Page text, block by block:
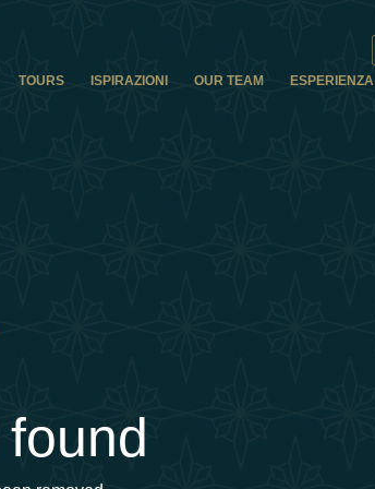
TOURS ISPIRAZIONI OUR TEAM ESPERIENZA